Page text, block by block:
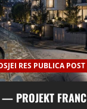
RES PUBLICA POST
PROJEKT FRANC